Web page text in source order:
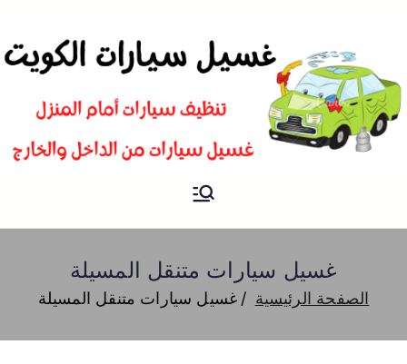
سيارات
شركة تنظيف سيارات و تلميع و
غسيل سيارات متنقل المسيلة
الصفحة الرئيسية غسيل سيارات متنقل المسيلة